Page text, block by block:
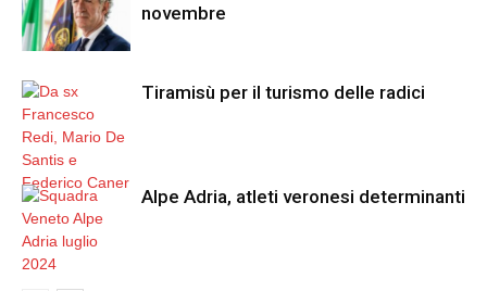
novembre
Tiramisù per il turismo delle radici
Alpe Adria, atleti veronesi determinanti